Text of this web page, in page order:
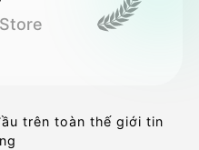
trên toàn thế giới tin